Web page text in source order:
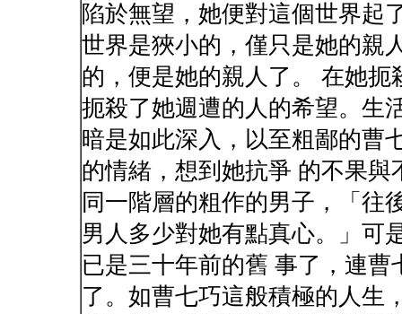
陷於無望，她便對這個世界起
世界是狹小的，僅只是她的親
的，便是她的親人了。 在她
扼殺了她週遭的人的希望。生
暗是如此深入，以至粗鄙的曹
的情緒，想到她抗爭 的不果
同一階層的粗作的男子，「往
男人多少對她有點真心。」可
已是三十年前的舊 事了，連
了。如曹七巧這般積極的人生